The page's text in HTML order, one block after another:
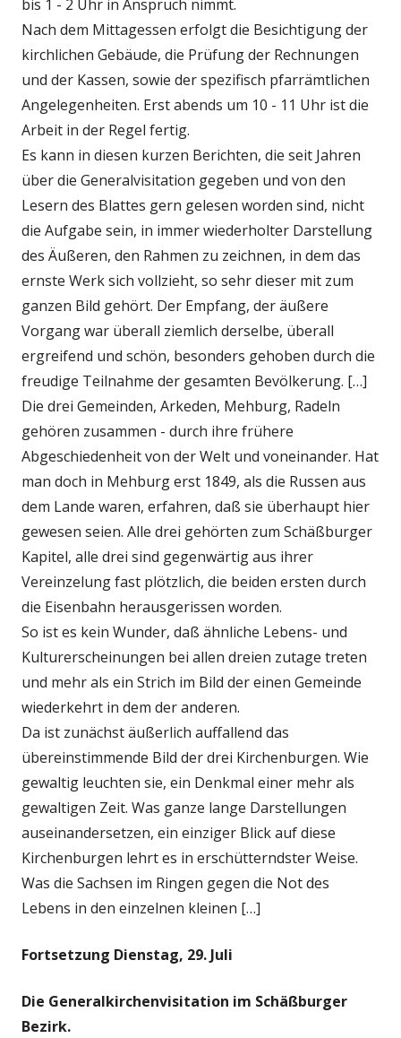
bis 1 - 2 Uhr in Anspruch nimmt.
Nach dem Mittagessen erfolgt die Besichtigung der
kirchlichen Gebäude, die Prüfung der Rechnungen
und der Kassen, sowie der spezifisch pfarrämtlichen
Angelegenheiten. Erst abends um 10 - 11 Uhr ist die
Arbeit in der Regel fertig.
Es kann in diesen kurzen Berichten, die seit Jahren
über die Generalvisitation gegeben und von den
Lesern des Blattes gern gelesen worden sind, nicht
die Aufgabe sein, in immer wiederholter Darstellung
des Äußeren, den Rahmen zu zeichnen, in dem das
ernste Werk sich vollzieht, so sehr dieser mit zum
ganzen Bild gehört. Der Empfang, der äußere
Vorgang war überall ziemlich derselbe, überall
ergreifend und schön, besonders gehoben durch die
freudige Teilnahme der gesamten Bevölkerung. […]
Die drei Gemeinden, Arkeden, Mehburg, Radeln
gehören zusammen - durch ihre frühere
Abgeschiedenheit von der Welt und voneinander. Hat
man doch in Mehburg erst 1849, als die Russen aus
dem Lande waren, erfahren, daß sie überhaupt hier
gewesen seien. Alle drei gehörten zum Schäßburger
Kapitel, alle drei sind gegenwärtig aus ihrer
Vereinzelung fast plötzlich, die beiden ersten durch
die Eisenbahn herausgerissen worden.
So ist es kein Wunder, daß ähnliche Lebens- und
Kulturerscheinungen bei allen dreien zutage treten
und mehr als ein Strich im Bild der einen Gemeinde
wiederkehrt in dem der anderen.
Da ist zunächst äußerlich auffallend das
übereinstimmende Bild der drei Kirchenburgen. Wie
gewaltig leuchten sie, ein Denkmal einer mehr als
gewaltigen Zeit. Was ganze lange Darstellungen
auseinandersetzen, ein einziger Blick auf diese
Kirchenburgen lehrt es in erschütterndster Weise.
Was die Sachsen im Ringen gegen die Not des
Lebens in den einzelnen kleinen […]
Fortsetzung Dienstag, 29. Juli
Die Generalkirchenvisitation im Schäßburger
Bezirk.